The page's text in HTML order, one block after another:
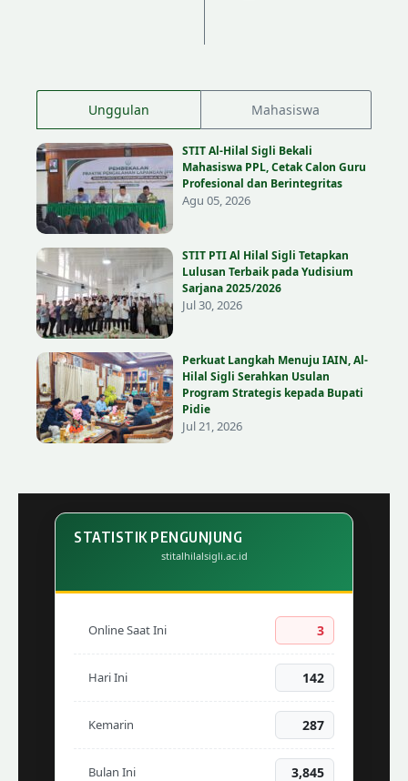
Unggulan Mahasiswa
STIT Al-Hilal Sigli Bekali
Mahasiswa PPL, Cetak Calon Guru
Profesional dan Berintegritas
Agu 05, 2026
STIT PTI Al Hilal Sigli Tetapkan
Lulusan Terbaik pada Yudisium
Sarjana 2025/2026
Jul 30, 2026
Perkuat Langkah Menuju IAIN, Al-
Hilal Sigli Serahkan Usulan
Program Strategis kepada Bupati
Pidie
Jul 21, 2026
STATISTIK PENGUNJUNG
stitalhilalsigli.ac.id
Online Saat Ini 3
Hari Ini 142
Kemarin 287
Bulan Ini 3,845